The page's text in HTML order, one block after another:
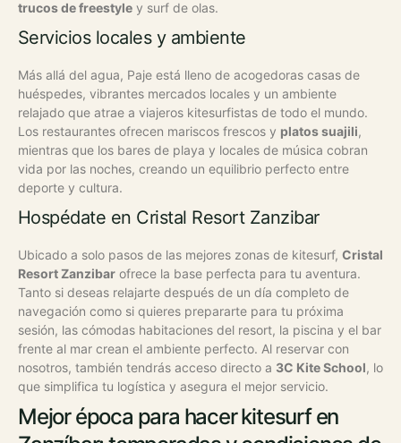
trucos de freestyle y surf de olas.
Servicios locales y ambiente
Más allá del agua, Paje está lleno de acogedoras casas de
huéspedes, vibrantes mercados locales y un ambiente
relajado que atrae a viajeros kitesurfistas de todo el mundo.
Los restaurantes ofrecen mariscos frescos y platos suajili,
mientras que los bares de playa y locales de música cobran
vida por las noches, creando un equilibrio perfecto entre
deporte y cultura.
Hospédate en Cristal Resort Zanzibar
Ubicado a solo pasos de las mejores zonas de kitesurf, Cristal
Resort Zanzibar ofrece la base perfecta para tu aventura.
Tanto si deseas relajarte después de un día completo de
navegación como si quieres prepararte para tu próxima
sesión, las cómodas habitaciones del resort, la piscina y el bar
frente al mar crean el ambiente perfecto. Al reservar con
nosotros, también tendrás acceso directo a 3C Kite School, lo
que simplifica tu logística y asegura el mejor servicio.
Mejor época para hacer kitesurf en